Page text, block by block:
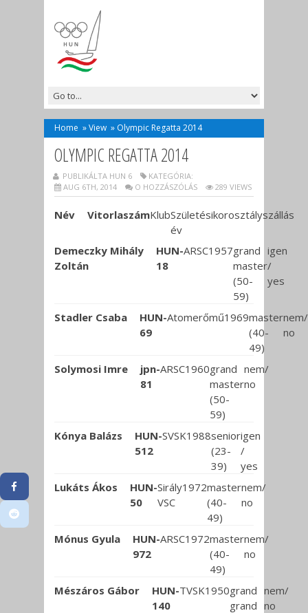
Home »View » Olympic Regatta 2014
OLYMPIC REGATTA 2014
PUBLIKÁLTA HUN 6
KATEGÓRIA:
AUG 6TH, 2014
O HOZZÁSZÓLÁS 289 VIEWS
Név VitorlaszámKlubSzületési
év
korosztályszállás
Demeczky Mihály
Zoltán
HUN-
18
ARSC1957grand
master
(50-
59)
igen
/
yes
Stadler Csaba
HUN-
69
Atomerőmű1969master
(40-
49)
nem/
no
Solymosi Imre
jpn-
81
ARSC1960grand
master
(50-
59)
nem/
no
Kónya Balázs
HUN-
512
SVSK1988senior
(23-
39)
igen
/
yes
Lukáts Ákos
HUN-
50
Sirály
VSC
1972master
(40-
49)
nem/
no
Mónus Gyula
HUN-
972
ARSC1972master
(40-
49)
nem/
no
Mészáros Gábor
HUN-
140
TVSK1950grand
grand
nem/
no